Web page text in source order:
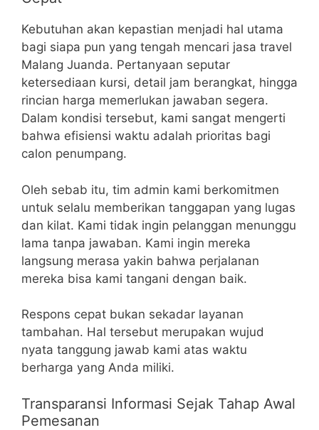
Kebutuhan akan kepastian menjadi hal utama
bagi siapa pun yang tengah mencari jasa travel
Malang Juanda. Pertanyaan seputar
ketersediaan kursi, detail jam berangkat, hingga
rincian harga memerlukan jawaban segera.
Dalam kondisi tersebut, kami sangat mengerti
bahwa efisiensi waktu adalah prioritas bagi
calon penumpang.
Oleh sebab itu, tim admin kami berkomitmen
untuk selalu memberikan tanggapan yang lugas
dan kilat. Kami tidak ingin pelanggan menunggu
lama tanpa jawaban. Kami ingin mereka
langsung merasa yakin bahwa perjalanan
mereka bisa kami tangani dengan baik.
Respons cepat bukan sekadar layanan
tambahan. Hal tersebut merupakan wujud
nyata tanggung jawab kami atas waktu
berharga yang Anda miliki.
Transparansi Informasi Sejak Tahap Awal
Pemesanan